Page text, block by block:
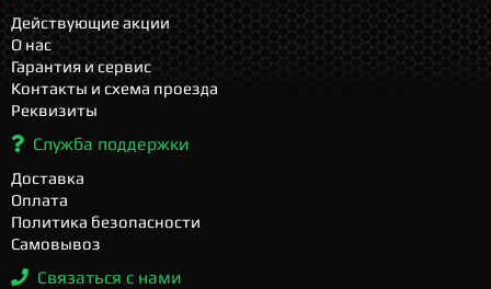
Действующие акции
О нас
Гарантия и сервис
Контакты и схема проезда
Реквизиты
Служба поддержки
Доставка
Оплата
Политика безопасности
Самовывоз
Связаться с нами